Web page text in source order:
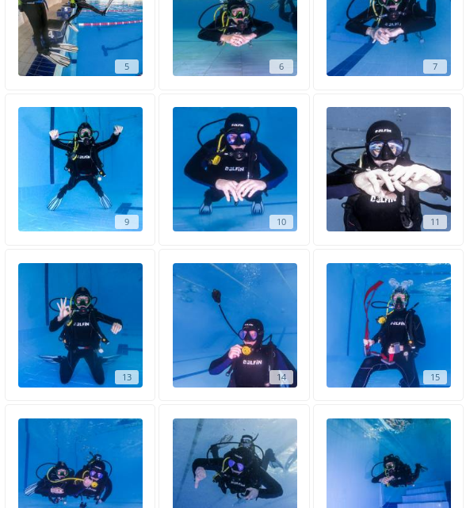
5 6 7
9 10 11
13 14 15